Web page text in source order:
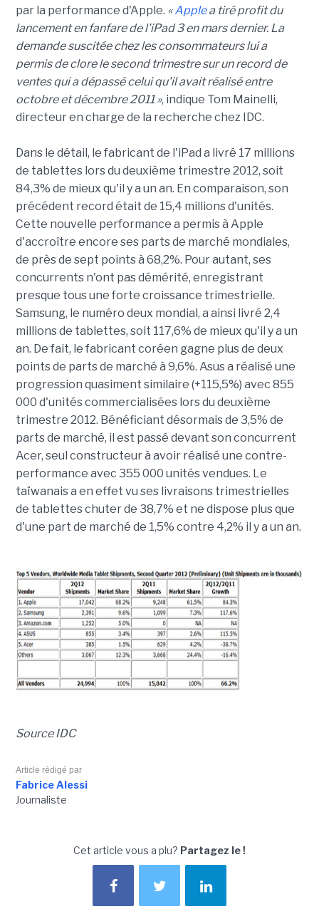
par la performance d'Apple. «Applea tiré profit du
lancement en fanfare de l'iPad 3 en mars dernier. La
demande suscitée chez les consommateurs lui a
permis de clore le second trimestre sur un record de
ventes qui a dépassé celui qu'il avait réalisé entre
octobre et décembre 2011 », indique Tom Mainelli,
directeur en charge de la recherche chez IDC.
Dans le détail, le fabricant de l'iPad a livré 17 millions
de tablettes lors du deuxième trimestre 2012, soit
84,3% de mieux qu'il y a un an. En comparaison, son
précédent record était de 15,4 millions d'unités.
Cette nouvelle performance a permis à Apple
d'accroître encore ses parts de marché mondiales,
de près de sept points à 68,2%. Pour autant, ses
concurrents n'ont pas démérité, enregistrant
presque tous une forte croissance trimestrielle.
Samsung, le numéro deux mondial, a ainsi livré 2,4
millions de tablettes, soit 117,6% de mieux qu'il y a un
an. De fait, le fabricant coréen gagne plus de deux
points de parts de marché à 9,6%. Asus a réalisé une
progression quasiment similaire (+115,5%) avec 855
000 d'unités commercialisées lors du deuxième
trimestre 2012. Bénéficiant désormais de 3,5% de
parts de marché, il est passé devant son concurrent
Acer, seul constructeur à avoir réalisé une contre-
performance avec 355 000 unités vendues. Le
taïwanais a en effet vu ses livraisons trimestrielles
de tablettes chuter de 38,7% et ne dispose plus que
d'une part de marché de 1,5% contre 4,2% il y a un an.
Source IDC
Article rédigé par
Fabrice Alessi
Journaliste
Cet article vous a plu? Partagez le !